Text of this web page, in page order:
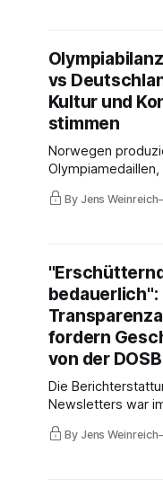
die Hunderte
werden. Eine
vs
Kultur und
stimmen
Norwegen
Medaillenprämien,
Stipendien, die
bei Winter- und
so viele Medaillen
By Jens Weinreich
bedauerlich":
fordern
von der
Die
Newsletters war
Olympia-
München Thema
By Jens Weinreich